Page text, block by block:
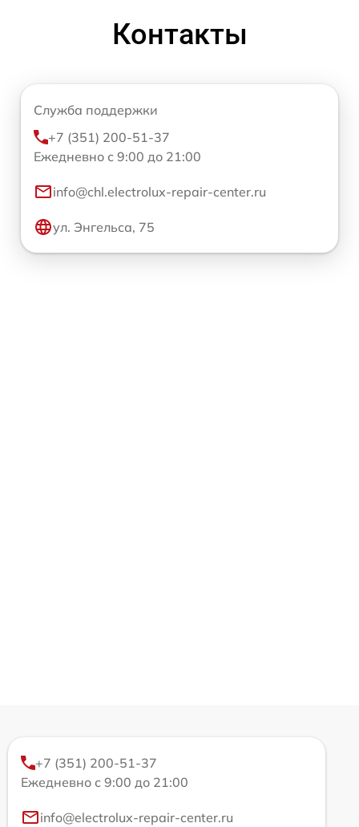
Контакты
Служба поддержки
+7 (351) 200-51-37
Ежедневно с 9:00 до 21:00
info@chl.electrolux-repair-center.ru
ул. Энгельса, 75
+7 (351) 200-51-37
Ежедневно с 9:00 до 21:00
info@electrolux-repair-center.ru